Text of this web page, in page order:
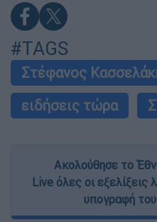
#TAGS
Στέφανος
ειδήσεις τώρα
Ακολούθησε το
Live όλες οι
υπογραφή